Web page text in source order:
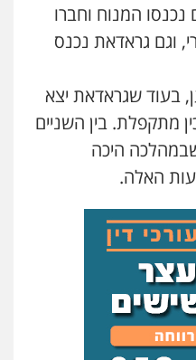
נזיקין
תעבורה צבא
דין פלילי
סמים
המנוח וחברו
וגם גראדאת נכנס
בעוד שגראדאת יצא
מתקפלת. בין השניים
היכה
האלה.